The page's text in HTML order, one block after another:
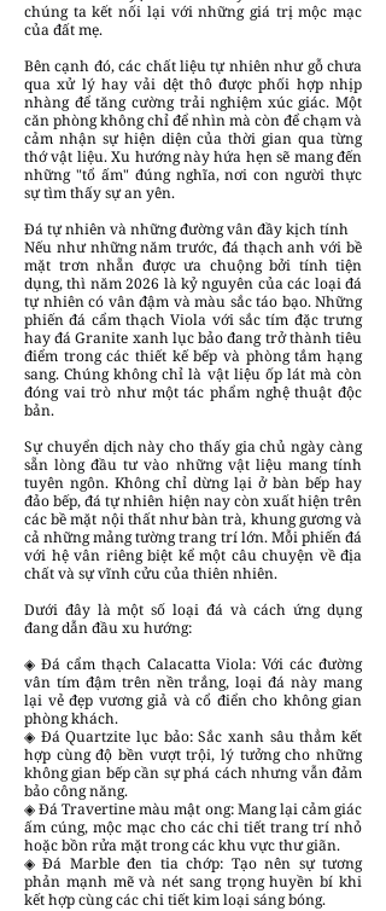
chúng ta kết nối lại với những giá trị mộc mạc
của đất mẹ.
Bên cạnh đó, các chất liệu tự nhiên như gỗ chưa
qua xử lý hay vải dệt thô được phối hợp nhịp
nhàng để tăng cường trải nghiệm xúc giác. Một
căn phòng không chỉ để nhìn mà còn để chạm và
cảm nhận sự hiện diện của thời gian qua từng
thớ vật liệu. Xu hướng này hứa hẹn sẽ mang đến
những "tổ ấm" đúng nghĩa, nơi con người thực
sự tìm thấy sự an yên.
Đá tự nhiên và những đường vân đầy kịch tính
Nếu như những năm trước, đá thạch anh với bề
mặt trơn nhẵn được ưa chuộng bởi tính tiện
dụng, thì năm 2026 là kỷ nguyên của các loại đá
tự nhiên có vân đậm và màu sắc táo bạo. Những
phiến đá cẩm thạch Viola với sắc tím đặc trưng
hay đá Granite xanh lục bảo đang trở thành tiêu
điểm trong các thiết kế bếp và phòng tắm hạng
sang. Chúng không chỉ là vật liệu ốp lát mà còn
đóng vai trò như một tác phẩm nghệ thuật độc
bản.
Sự chuyển dịch này cho thấy gia chủ ngày càng
sẵn lòng đầu tư vào những vật liệu mang tính
tuyên ngôn. Không chỉ dừng lại ở bàn bếp hay
đảo bếp, đá tự nhiên hiện nay còn xuất hiện trên
các bề mặt nội thất như bàn trà, khung gương và
cả những mảng tường trang trí lớn. Mỗi phiến đá
với hệ vân riêng biệt kể một câu chuyện về địa
chất và sự vĩnh cửu của thiên nhiên.
Dưới đây là một số loại đá và cách ứng dụng
đang dẫn đầu xu hướng:
◈ Đá cẩm thạch Calacatta Viola: Với các đường
vân tím đậm trên nền trắng, loại đá này mang
lại vẻ đẹp vương giả và cổ điển cho không gian
phòng khách.
◈ Đá Quartzite lục bảo: Sắc xanh sâu thẳm kết
hợp cùng độ bền vượt trội, lý tưởng cho những
không gian bếp cần sự phá cách nhưng vẫn đảm
bảo công năng.
◈ Đá Travertine màu mật ong: Mang lại cảm giác
ấm cúng, mộc mạc cho các chi tiết trang trí nhỏ
hoặc bồn rửa mặt trong các khu vực thư giãn.
◈ Đá Marble đen tia chớp: Tạo nên sự tương
phản mạnh mẽ và nét sang trọng huyền bí khi
kết hợp cùng các chi tiết kim loại sáng bóng.